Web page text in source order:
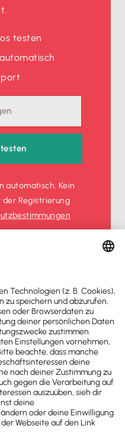
testen
automatisch. Kein
Registrierung